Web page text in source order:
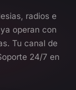
radios e
operan con
Tu canal de
24/7 en